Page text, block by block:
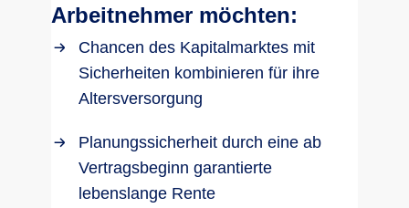
Arbeitnehmer möchten:
Chancen des Kapitalmarktes mit
Sicherheiten kombinieren für ihre
Altersversorgung
Planungssicherheit durch eine ab
Vertragsbeginn garantierte
lebenslange Rente